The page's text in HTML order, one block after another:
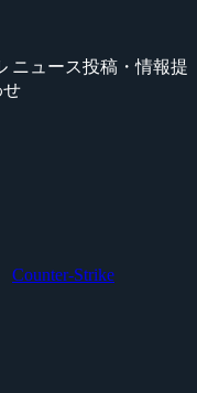
ニュース投稿・情報提
せ
Counter-Strike